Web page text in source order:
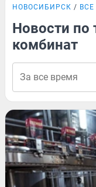
НОВОСИБИРСК
Новости по
комбинат